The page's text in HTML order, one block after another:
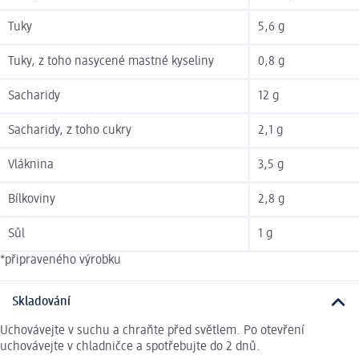
Tuky 5,6 g
Tuky, z toho nasycené mastné kyseliny 0,8 g
Sacharidy 12 g
Sacharidy, z toho cukry 2,1 g
Vláknina 3,5 g
Bílkoviny 2,8 g
Sůl 1 g
*připraveného výrobku
Skladování
Uchovávejte v suchu a chraňte před světlem. Po otevření
uchovávejte v chladničce a spotřebujte do 2 dnů.